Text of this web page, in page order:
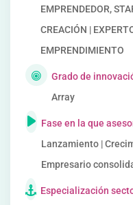
EMPRENDEDOR,
CREACIÓN |
EMPRENDIMIENTO
Grado de
Array
Fase en la que
Lanzamiento |
Empresario
Especialización